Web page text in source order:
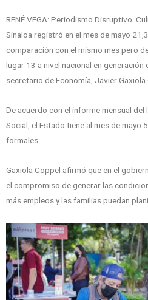
RENÉ VEGA: Periodismo Disruptivo.
Sinaloa registró en el mes de mayo
comparación con el mismo mes pero
lugar 13 a nivel nacional en
secretario de Economía, Javier Gaxiola
De acuerdo con el informe mensual
Social, el Estado tiene al mes de
formales.
Gaxiola Coppel afirmó que en el
el compromiso de generar las
más empleos y las familias puedan